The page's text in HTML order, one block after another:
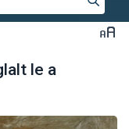
le a